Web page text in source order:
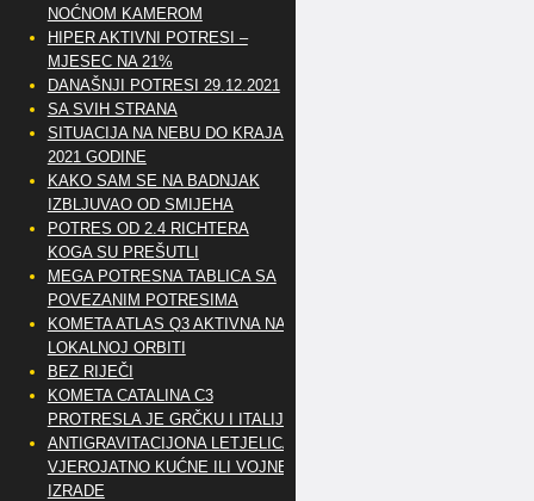
NOĆNOM KAMEROM
HIPER AKTIVNI POTRESI –
MJESEC NA 21%
DANAŠNJI POTRESI 29.12.2021
SA SVIH STRANA
SITUACIJA NA NEBU DO KRAJA
2021 GODINE
KAKO SAM SE NA BADNJAK
IZBLJUVAO OD SMIJEHA
POTRES OD 2.4 RICHTERA
KOGA SU PREŠUTLI
MEGA POTRESNA TABLICA SA
POVEZANIM POTRESIMA
KOMETA ATLAS Q3 AKTIVNA NA
LOKALNOJ ORBITI
BEZ RIJEČI
KOMETA CATALINA C3
PROTRESLA JE GRČKU I ITALIJU
ANTIGRAVITACIJONA LETJELICA
VJEROJATNO KUĆNE ILI VOJNE
IZRADE